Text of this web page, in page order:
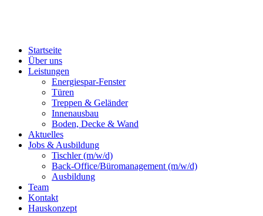
Startseite
Über uns
Leistungen
Energiespar-Fenster
Türen
Treppen & Geländer
Innenausbau
Boden, Decke & Wand
Aktuelles
Jobs & Ausbildung
Tischler (m/w/d)
Back-Office/Büromanagement (m/w/d)
Ausbildung
Team
Kontakt
Hauskonzept